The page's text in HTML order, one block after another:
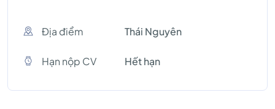
Địa điểm Thái Nguyên
Hạn nộp CV Hết hạn